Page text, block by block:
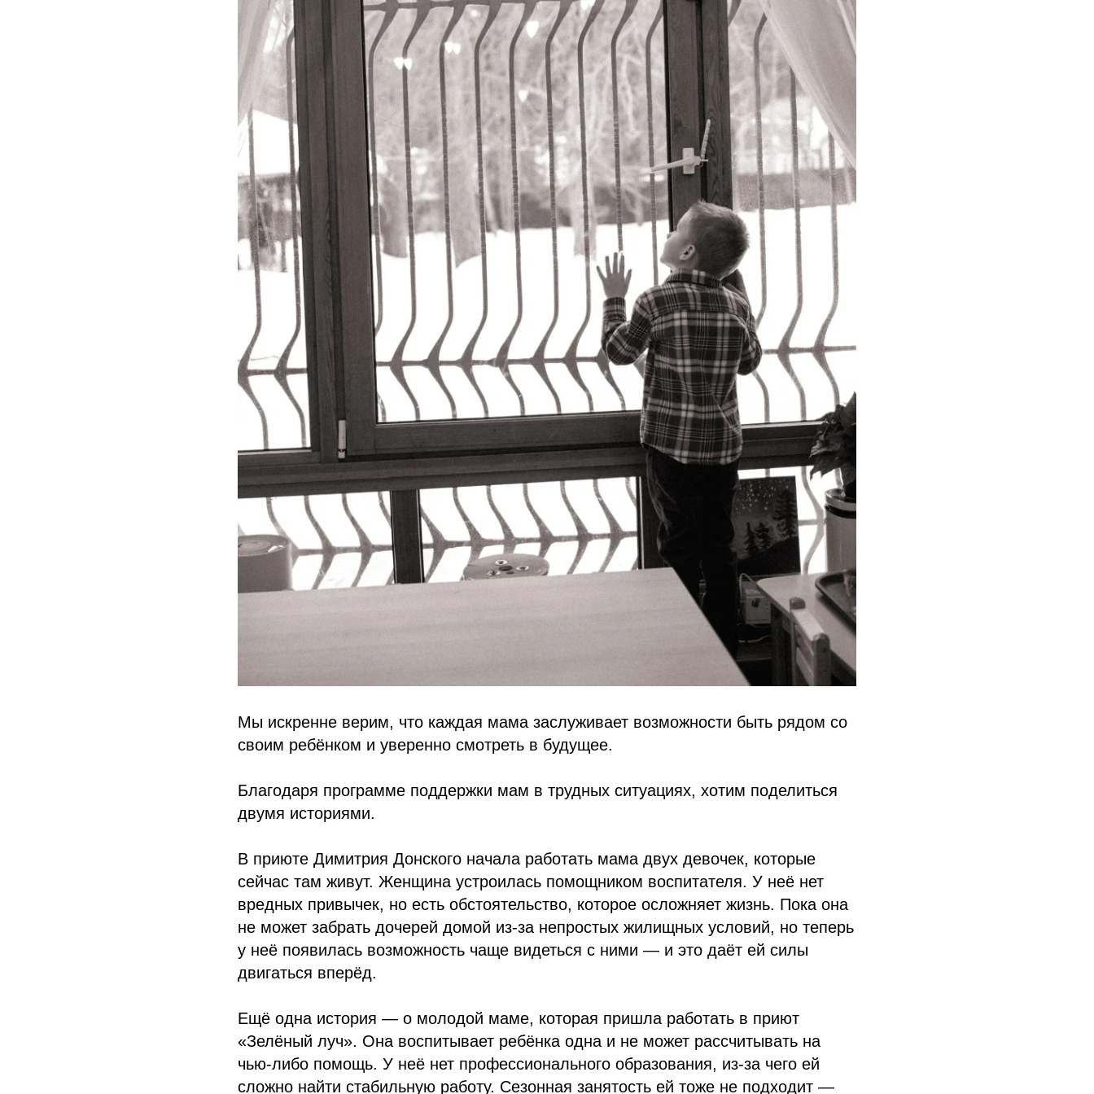
Мы искренне верим, что каждая мама заслуживает возможности быть рядом со
своим ребёнком и уверенно смотреть в будущее.
Благодаря программе поддержки мам в трудных ситуациях, хотим поделиться
двумя историями.
В приюте Димитрия Донского начала работать мама двух девочек, которые
сейчас там живут. Женщина устроилась помощником воспитателя. У неё нет
вредных привычек, но есть обстоятельство, которое осложняет жизнь. Пока она
не может забрать дочерей домой из‑за непростых жилищных условий, но теперь
у неё появилась возможность чаще видеться с ними — и это даёт ей силы
двигаться вперёд.
Ещё одна история — о молодой маме, которая пришла работать в приют
«Зелёный луч». Она воспитывает ребёнка одна и не может рассчитывать на
чью‑либо помощь. У неё нет профессионального образования, из‑за чего ей
сложно найти стабильную работу. Сезонная занятость ей тоже не подходит —